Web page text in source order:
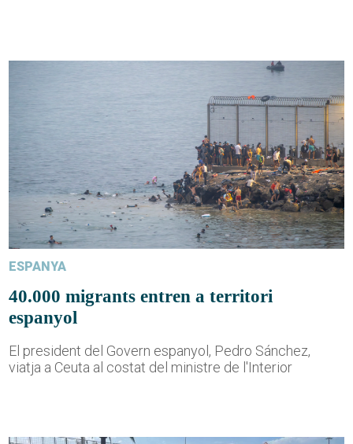
ESPANYA
40.000 migrants entren a territori
espanyol
El president del Govern espanyol, Pedro Sánchez,
viatja a Ceuta al costat del ministre de l'Interior